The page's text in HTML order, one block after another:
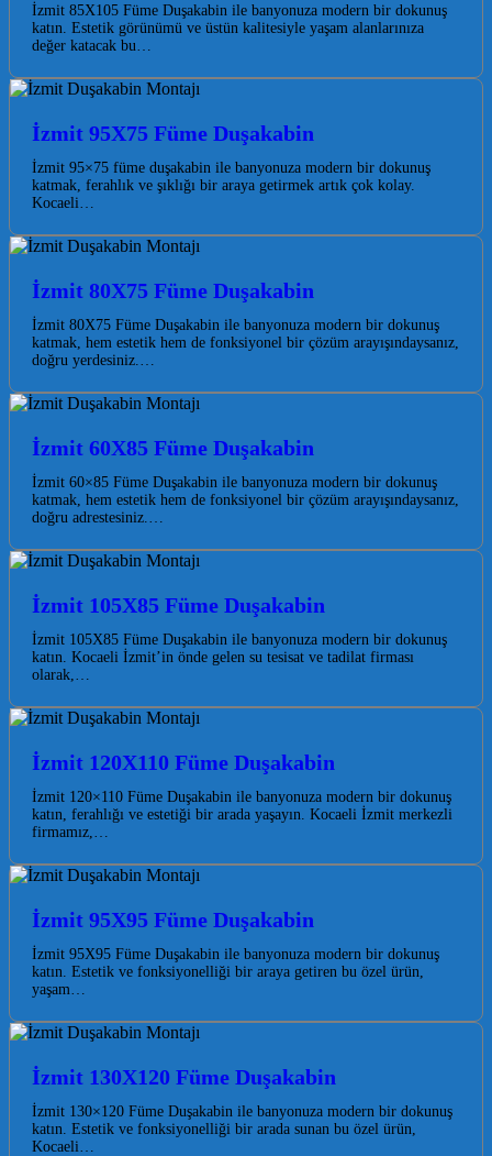
İzmit 85X105 Füme Duşakabin ile banyonuza modern bir dokunuş
katın. Estetik görünümü ve üstün kalitesiyle yaşam alanlarınıza
değer katacak bu…
İzmit 95X75 Füme Duşakabin
İzmit 95×75 füme duşakabin ile banyonuza modern bir dokunuş
katmak, ferahlık ve şıklığı bir araya getirmek artık çok kolay.
Kocaeli…
İzmit 80X75 Füme Duşakabin
İzmit 80X75 Füme Duşakabin ile banyonuza modern bir dokunuş
katmak, hem estetik hem de fonksiyonel bir çözüm arayışındaysanız,
doğru yerdesiniz.…
İzmit 60X85 Füme Duşakabin
İzmit 60×85 Füme Duşakabin ile banyonuza modern bir dokunuş
katmak, hem estetik hem de fonksiyonel bir çözüm arayışındaysanız,
doğru adrestesiniz.…
İzmit 105X85 Füme Duşakabin
İzmit 105X85 Füme Duşakabin ile banyonuza modern bir dokunuş
katın. Kocaeli İzmit’in önde gelen su tesisat ve tadilat firması
olarak,…
İzmit 120X110 Füme Duşakabin
İzmit 120×110 Füme Duşakabin ile banyonuza modern bir dokunuş
katın, ferahlığı ve estetiği bir arada yaşayın. Kocaeli İzmit merkezli
firmamız,…
İzmit 95X95 Füme Duşakabin
İzmit 95X95 Füme Duşakabin ile banyonuza modern bir dokunuş
katın. Estetik ve fonksiyonelliği bir araya getiren bu özel ürün,
yaşam…
İzmit 130X120 Füme Duşakabin
İzmit 130×120 Füme Duşakabin ile banyonuza modern bir dokunuş
katın. Estetik ve fonksiyonelliği bir arada sunan bu özel ürün,
Kocaeli…